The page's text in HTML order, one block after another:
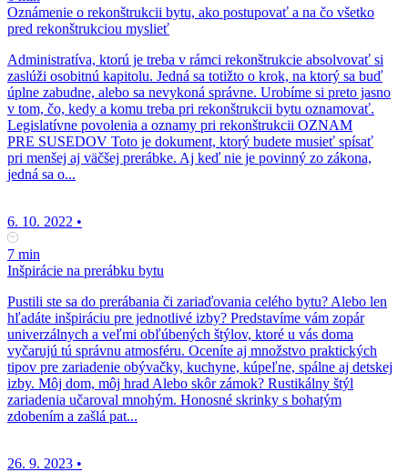
Oznámenie o rekonštrukcii bytu, ako postupovať a na čo všetko
pred rekonštrukciou myslieť
Administratíva, ktorú je treba v rámci rekonštrukcie absolvovať si
zaslúži osobitnú kapitolu. Jedná sa totižto o krok, na ktorý sa buď
úplne zabudne, alebo sa nevykoná správne. Urobíme si preto jasno
v tom, čo, kedy a komu treba pri rekonštrukcii bytu oznamovať.
Legislatívne povolenia a oznamy pri rekonštrukcii OZNAM
PRE SUSEDOV Toto je dokument, ktorý budete musieť spísať
pri menšej aj väčšej prerábke. Aj keď nie je povinný zo zákona,
jedná sa o...
6. 10. 2022 •
7 min
Inšpirácie na prerábku bytu
Pustili ste sa do prerábania či zariaďovania celého bytu? Alebo len
hľadáte inšpiráciu pre jednotlivé izby? Predstavíme vám zopár
univerzálnych a veľmi obľúbených štýlov, ktoré u vás doma
vyčarujú tú správnu atmosféru. Oceníte aj množstvo praktických
tipov pre zariadenie obývačky, kuchyne, kúpeľne, spálne aj detskej
izby. Môj dom, môj hrad Alebo skôr zámok? Rustikálny štýl
zariadenia učaroval mnohým. Honosné skrinky s bohatým
zdobením a zašlá pat...
26. 9. 2023 •